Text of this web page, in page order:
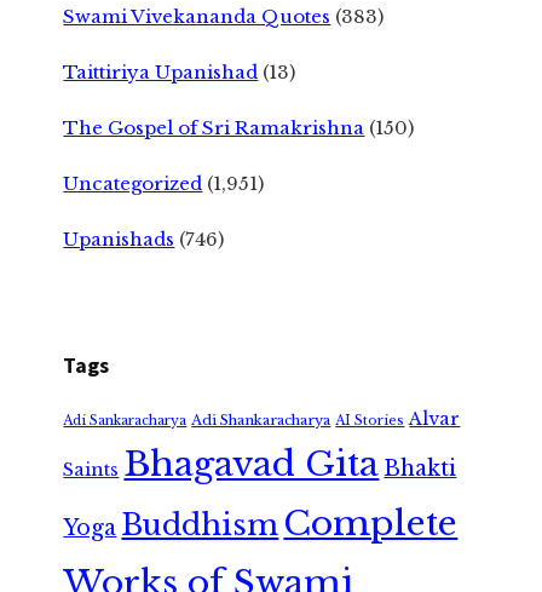
Swami Vivekananda Quotes (383)
Taittiriya Upanishad (13)
The Gospel of Sri Ramakrishna (150)
Uncategorized (1,951)
Upanishads (746)
Tags
Adi Sankaracharya Adi Shankaracharya AI Stories Alvar
Saints Bhagavad GitaBhakti
Yoga Buddhism Complete
Works of Swami